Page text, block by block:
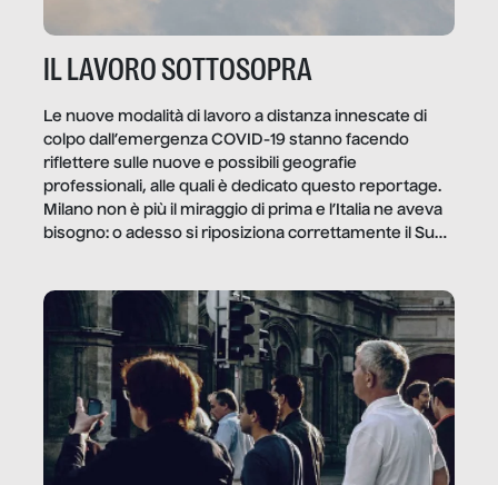
IL LAVORO SOTTOSOPRA
Le nuove modalità di lavoro a distanza innescate di
colpo dall’emergenza COVID-19 stanno facendo
riflettere sulle nuove e possibili geografie
professionali, alle quali è dedicato questo reportage.
Milano non è più il miraggio di prima e l’Italia ne aveva
bisogno: o adesso si riposiziona correttamente il Sud